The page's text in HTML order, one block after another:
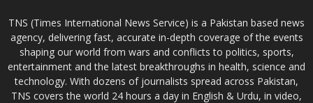
TNS (Times International News Service) is a Pakistan based news
agency, delivering fast, accurate in-depth coverage of the events
shaping our world from wars and conflicts to politics, sports,
entertainment and the latest breakthroughs in health, science and
technology. With dozens of journalists spread across Pakistan,
TNS covers the world 24 hours a day in English & Urdu, in video,